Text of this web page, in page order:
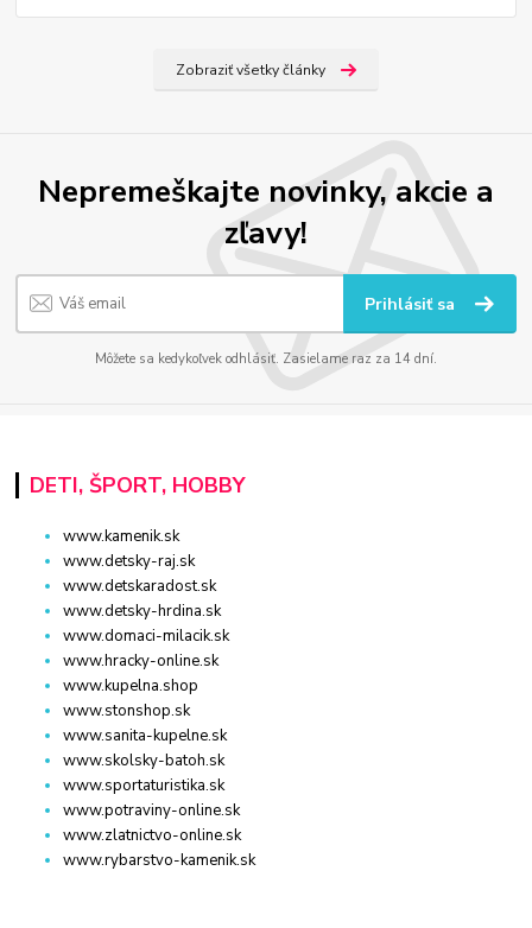
Zobraziť všetky články
Nepremeškajte novinky, akcie a
zľavy!
Prihlásiť sa
Môžete sa kedykoľvek odhlásiť. Zasielame raz za 14 dní.
DETI, ŠPORT, HOBBY
www.kamenik.sk
www.detsky-raj.sk
www.detskaradost.sk
www.detsky-hrdina.sk
www.domaci-milacik.sk
www.hracky-online.sk
www.kupelna.shop
www.stonshop.sk
www.sanita-kupelne.sk
www.skolsky-batoh.sk
www.sportaturistika.sk
www.potraviny-online.sk
www.zlatnictvo-online.sk
www.rybarstvo-kamenik.sk